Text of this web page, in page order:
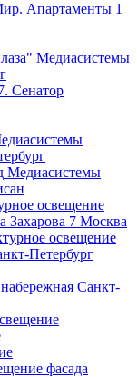
Апартаменты 1
Медиасистемы
Сенатор
Медиасистемы
освещение
освещение